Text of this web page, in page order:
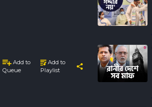
Add to
Queue
Add to
Playlist